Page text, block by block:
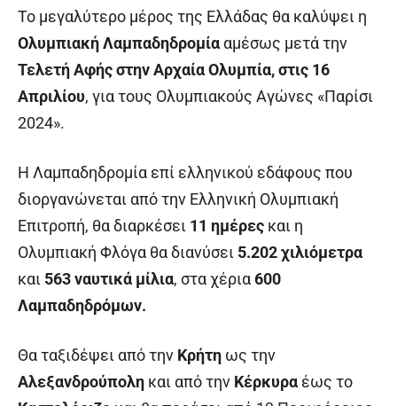
Το μεγαλύτερο μέρος της Ελλάδας θα καλύψει η
Ολυμπιακή Λαμπαδηδρομία αμέσως μετά την
Τελετή Αφής στην Αρχαία Ολυμπία, στις 16
Απριλίου, για τους Ολυμπιακούς Αγώνες «Παρίσι
2024».
Η Λαμπαδηδρομία επί ελληνικού εδάφους που
διοργανώνεται από την Ελληνική Ολυμπιακή
Επιτροπή, θα διαρκέσει 11 ημέρες και η
Ολυμπιακή Φλόγα θα διανύσει 5.202 χιλιόμετρα
και 563 ναυτικά μίλια, στα χέρια600
Λαμπαδηδρόμων.
Θα ταξιδέψει από την Κρήτη ως την
Αλεξανδρούπολη και από την Κέρκυρα έως το